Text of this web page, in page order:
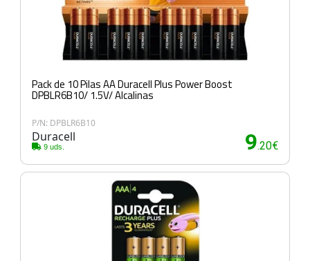
Pack de 10 Pilas AA Duracell Plus Power Boost
DPBLR6B10/ 1.5V/ Alcalinas
P/N: DPBLR6B10
Duracell
9 uds. 9.20€